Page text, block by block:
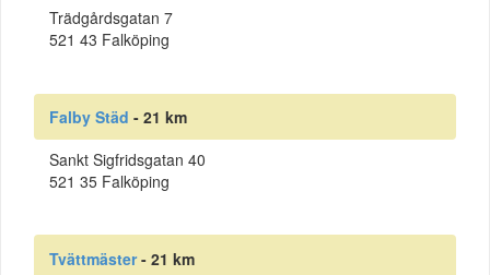
Trädgårdsgatan 7
521 43 Falköping
Falby Städ - 21 km
Sankt Sigfridsgatan 40
521 35 Falköping
Tvättmäster- 21 km